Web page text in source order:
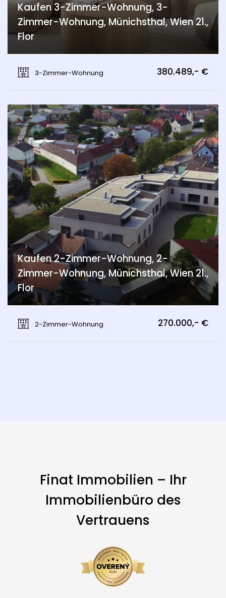
Kaufen 3-Zimmer-Wohnung, 3-
Zimmer-Wohnung, Münichsthal, Wien 21.,
Flor
3-Zimmer-Wohnung
380.489,- €
Kaufen 2-Zimmer-Wohnung, 2-
Zimmer-Wohnung, Münichsthal, Wien 21.,
Flor
2-Zimmer-Wohnung
270.000,- €
Finat Immobilien – Ihr
Immobilienbüro des
Vertrauens